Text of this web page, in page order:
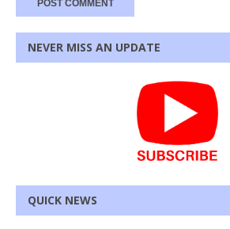
NEVER MISS AN UPDATE
QUICK NEWS